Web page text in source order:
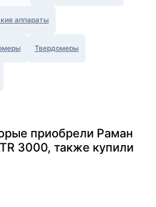
аппараты
Твердомеры
приобрели Раман
3000, также купили